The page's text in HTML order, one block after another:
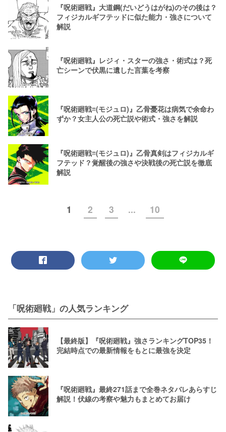
『呪術廻戦』大道鋼(だいどうはがね)のその後は？
フィジカルギフテッドに似た能力・強さについて
解説
『呪術廻戦』レジィ・スターの強さ・術式は？死
亡シーンで伏黒に遺した言葉を考察
『呪術廻戦≡(モジュロ)』乙骨憂花は病気で余命わ
ずか？女主人公の死亡説や術式・強さを解説
『呪術廻戦≡(モジュロ)』乙骨真剣はフィジカルギ
フテッド？覚醒後の強さや決戦後の死亡説を徹底
解説
1 2 3 ... 10
「呪術廻戦」の人気ランキング
【最終版】『呪術廻戦』強さランキングTOP35！
完結時点での最新情報をもとに最強を決定
『呪術廻戦』最終271話まで全巻ネタバレあらすじ
解説！伏線の考察や魅力もまとめてお届け